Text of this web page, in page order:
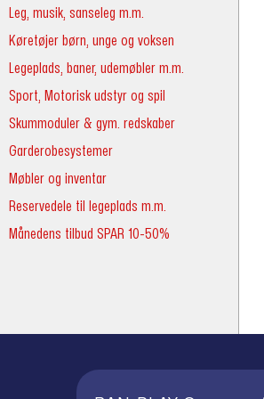
Leg, musik, sanseleg m.m.
Køretøjer børn, unge og voksen
Legeplads, baner, udemøbler m.m.
Sport, Motorisk udstyr og spil
Skummoduler & gym. redskaber
Garderobesystemer
Møbler og inventar
Reservedele til legeplads m.m.
Månedens tilbud SPAR 10-50%